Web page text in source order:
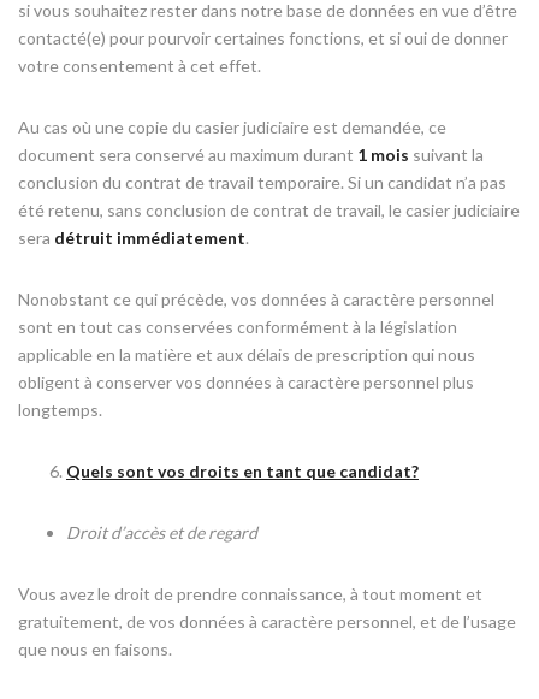
si vous souhaitez rester dans notre base de données en vue d’être
contacté(e) pour pourvoir certaines fonctions, et si oui de donner
votre consentement à cet effet.
Au cas où une copie du casier judiciaire est demandée, ce
document sera conservé au maximum durant 1 mois suivant la
conclusion du contrat de travail temporaire. Si un candidat n’a pas
été retenu, sans conclusion de contrat de travail, le casier judiciaire
sera détruit immédiatement.
Nonobstant ce qui précède, vos données à caractère personnel
sont en tout cas conservées conformément à la législation
applicable en la matière et aux délais de prescription qui nous
obligent à conserver vos données à caractère personnel plus
longtemps.
Quels sont vos droits en tant que candidat?
Droit d’accès et de regard
Vous avez le droit de prendre connaissance, à tout moment et
gratuitement, de vos données à caractère personnel, et de l’usage
que nous en faisons.